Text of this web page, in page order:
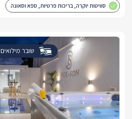
סוויטות יוקרה, בריכות פרטיות, ספא וסאונה
שובר מילואים